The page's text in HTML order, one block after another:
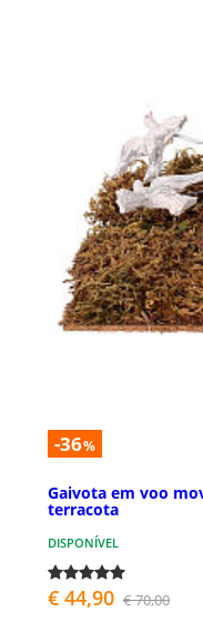
-36%
Gaivota em voo
terracota
DISPONÍVEL
€ 44,90 € 70,00